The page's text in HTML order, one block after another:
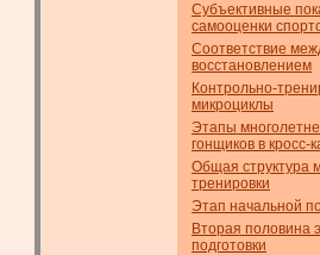
Субъективные
самооценки
Соответствие
восстановлением
Контрольно-
микроциклы
Этапы
гонщиков в кросс-
Общая структура
тренировки
Этап начальной
Вторая половина
подготовки